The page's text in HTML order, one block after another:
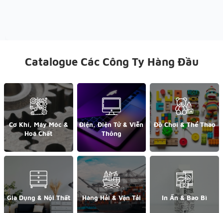
Catalogue Các Công Ty Hàng Đầu
Cơ Khí, Máy Móc &
Hoá Chất
Điện, Điện Tử & Viễn
Thông
Đồ Chơi & Thể Thao
Gia Dụng & Nội Thất Hàng Hải & Vận Tải In Ấn & Bao Bì